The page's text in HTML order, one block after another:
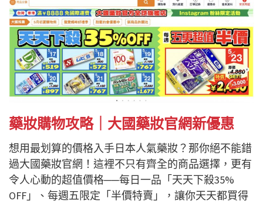
藥妝購物攻略｜大國藥妝官網新優惠
想用最划算的價格入手日本人氣藥妝？那你絕不能錯
過大國藥妝官網！這裡不只有齊全的商品選擇，更有
令人心動的超值價格──每日一品「天天下殺35%
OFF」、每週五限定「半價特賣」，讓你天天都買得